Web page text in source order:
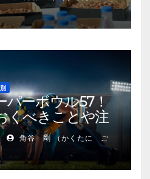
パーボウル57！
くべきことや注
角谷 剛 （かくたに ご